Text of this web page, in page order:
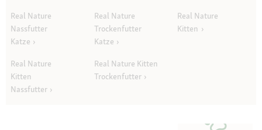
Real Nature
Nassfutter
Katze
Real Nature
Trockenfutter
Katze
Real Nature
Kitten
Real Nature
Kitten
Nassfutter
Real Nature Kitten
Trockenfutter